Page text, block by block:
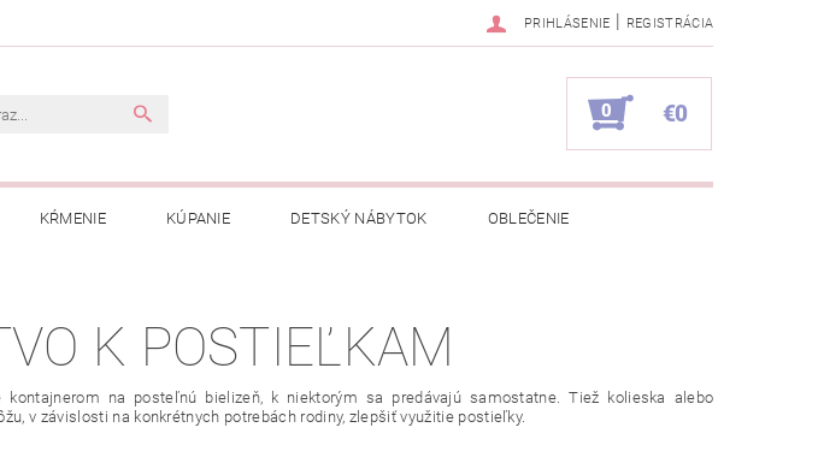
PRIHLÁSENIE | REGISTRÁCIA
0 €0
KŔMENIE KÚPANIE DETSKÝ NÁBYTOK OBLEČENIE
K POSTIEĽKAM
na posteľnú bielizeň, k niektorým sa predávajú samostatne. Tiež kolieska alebo
v závislosti na konkrétnych potrebách rodiny, zlepšiť využitie postieľky.